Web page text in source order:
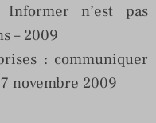
n’est pas
– 2009
: communiquer
novembre 2009